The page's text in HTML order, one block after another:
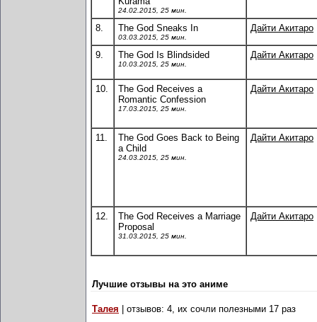
24.02.2015, 25 мин.
8. The God Sneaks In
03.03.2015, 25 мин.
Дайти Акитаро
9. The God Is Blindsided
10.03.2015, 25 мин.
Дайти Акитаро
10.
The God Receives a
Romantic Confession
17.03.2015, 25 мин.
Дайти Акитаро
11.
The God Goes Back to Being
a Child
24.03.2015, 25 мин.
Дайти Акитаро
12.
The God Receives a Marriage
Proposal
31.03.2015, 25 мин.
Дайти Акитаро
Лучшие отзывы на это аниме
Талея | отзывов: 4, их сочли полезными 17 раз